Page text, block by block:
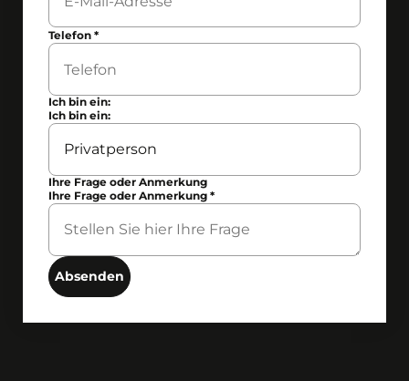
Telefon*
Ich bin ein:
Ich bin ein:
Ihre Frage oder Anmerkung
Ihre Frage oder Anmerkung*
Absenden